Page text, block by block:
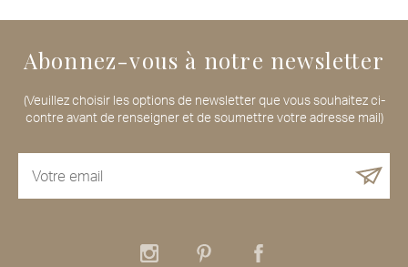
Abonnez-vous à notre newsletter
(Veuillez choisir les options de newsletter que vous souhaitez ci-
contre avant de renseigner et de soumettre votre adresse mail)